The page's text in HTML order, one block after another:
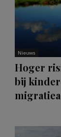
Nieuws
Hoger
bij